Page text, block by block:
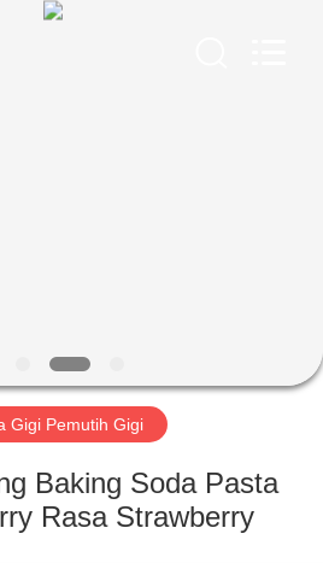
Gigi Pemutih Gigi
Baking Soda Pasta
Rasa Strawberry